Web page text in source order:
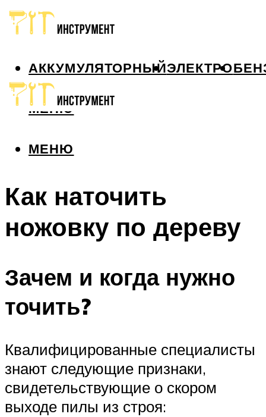
АККУМУЛЯТОРНЫЙЭЛЕКТРО
МЕНЮ
МЕНЮ
Как наточить
ножовку по дереву
Зачем и когда нужно
точить?
Квалифицированные специалисты
знают следующие признаки,
свидетельствующие о скором
выходе пилы из строя: